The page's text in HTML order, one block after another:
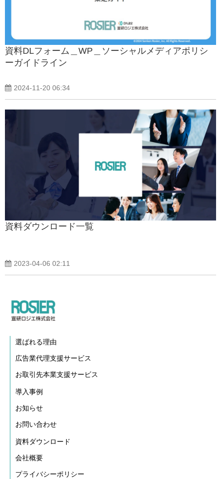
資料DLフォーム＿WP＿ソーシャルメディアポリシ
ーガイドライン
2024-11-20 06:34
資料ダウンロード一覧
2023-04-06 02:11
選ばれる理由
広告業代理支援サービス
お取引先本業支援サービス
導入事例
お知らせ
お問い合わせ
資料ダウンロード
会社概要
プライバシーポリシー